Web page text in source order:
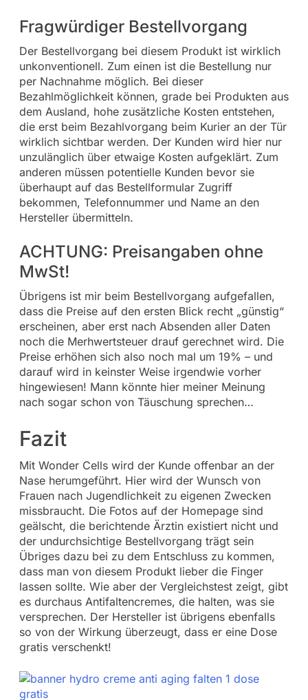
Fragwürdiger Bestellvorgang
Der Bestellvorgang bei diesem Produkt ist wirklich
unkonventionell. Zum einen ist die Bestellung nur
per Nachnahme möglich. Bei dieser
Bezahlmöglichkeit können, grade bei Produkten aus
dem Ausland, hohe zusätzliche Kosten entstehen,
die erst beim Bezahlvorgang beim Kurier an der Tür
wirklich sichtbar werden. Der Kunden wird hier nur
unzulänglich über etwaige Kosten aufgeklärt. Zum
anderen müssen potentielle Kunden bevor sie
überhaupt auf das Bestellformular Zugriff
bekommen, Telefonnummer und Name an den
Hersteller übermitteln.
ACHTUNG: Preisangaben ohne
MwSt!
Übrigens ist mir beim Bestellvorgang aufgefallen,
dass die Preise auf den ersten Blick recht „günstig“
erscheinen, aber erst nach Absenden aller Daten
noch die Merhwertsteuer drauf gerechnet wird. Die
Preise erhöhen sich also noch mal um 19% – und
darauf wird in keinster Weise irgendwie vorher
hingewiesen! Mann könnte hier meiner Meinung
nach sogar schon von Täuschung sprechen…
Fazit
Mit Wonder Cells wird der Kunde offenbar an der
Nase herumgeführt. Hier wird der Wunsch von
Frauen nach Jugendlichkeit zu eigenen Zwecken
missbraucht. Die Fotos auf der Homepage sind
geälscht, die berichtende Ärztin existiert nicht und
der undurchsichtige Bestellvorgang trägt sein
Übriges dazu bei zu dem Entschluss zu kommen,
dass man von diesem Produkt lieber die Finger
lassen sollte. Wie aber der Vergleichstest zeigt, gibt
es durchaus Antifaltencremes, die halten, was sie
versprechen. Der Hersteller ist übrigens ebenfalls
so von der Wirkung überzeugt, dass er eine Dose
gratis verschenkt!